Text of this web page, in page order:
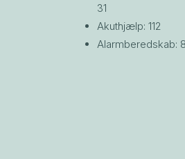
31
Akuthjælp: 112
Alarmberedskab: